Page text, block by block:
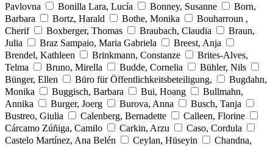
Pavlovna
Bonilla Lara, Lucía Bonney, Susanne
Born,
Barbara
Bortz, Harald Bothe, Monika
Bouharroun ,
Cherif
Boxberger, Thomas Braubach, Claudia
Braun,
Julia
Braz Sampaio, Maria Gabriela
Breest, Anja
Brendel, Kathleen
Brinkmann, Constanze
Brites-Alves,
Telma
Bruno, Mirella Budde, Cornelia
Bühler, Nils
Bünger, Ellen
Büro für Öffentlichkeitsbeteiligung,
Bugdahn,
Monika
Buggisch, Barbara Bui, Hoang
Bullmahn,
Annika
Burger, Joerg Burova, Anna
Busch, Tanja
Bustreo, Giulia
Calenberg, Bernadette
Calleen, Florine
Cárcamo Zúñiga, Camilo
Carkin, Arzu
Caso, Cordula
Castelo Martínez, Ana Belén
Ceylan, Hüseyin
Chandna,